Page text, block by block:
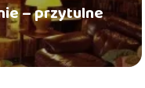
– przytulne